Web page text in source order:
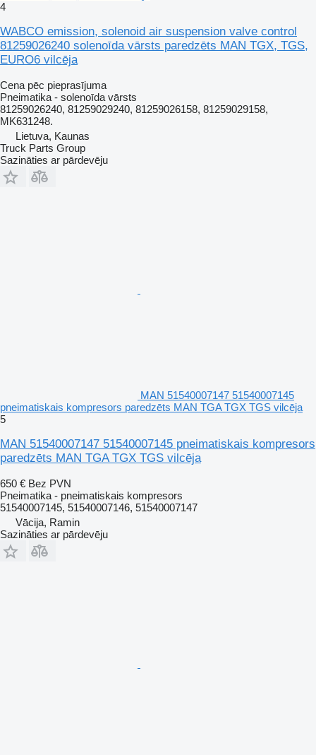
4
WABCO emission, solenoid air suspension valve control
81259026240 solenoīda vārsts paredzēts MAN TGX, TGS,
EURO6 vilcēja
Cena pēc pieprasījuma
Pneimatika - solenoīda vārsts
81259026240, 81259029240, 81259026158, 81259029158,
MK631248.
Lietuva, Kaunas
Truck Parts Group
Sazināties ar pārdevēju
MAN 51540007147 51540007145
pneimatiskais kompresors paredzēts MAN TGA TGX TGS vilcēja
5
MAN 51540007147 51540007145 pneimatiskais kompresors
paredzēts MAN TGA TGX TGS vilcēja
650 € Bez PVN
Pneimatika - pneimatiskais kompresors
51540007145, 51540007146, 51540007147
Vācija, Ramin
Sazināties ar pārdevēju